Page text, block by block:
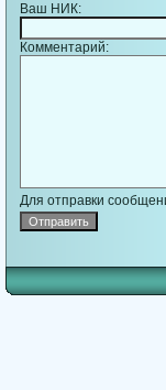
Ваш НИК:
Комментарий:
Для отправки